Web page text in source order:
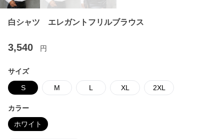
白シャツ エレガントフリルブラウス
3,540 円
サイズ
S M L XL 2XL
カラー
ホワイト